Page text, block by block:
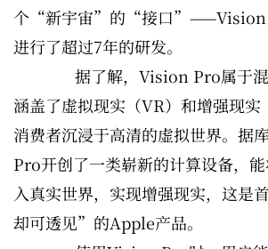
个“新宇宙”的“接口”——Vision
进行了超过7年的研发。
据了解，Vision Pro属于混
涵盖了虚拟现实（VR）和增强现实
消费者沉浸于高清的虚拟世界。据
Pro开创了一类崭新的计算设备，
入真实世界，实现增强现实，这是
却可透见”的Apple产品。